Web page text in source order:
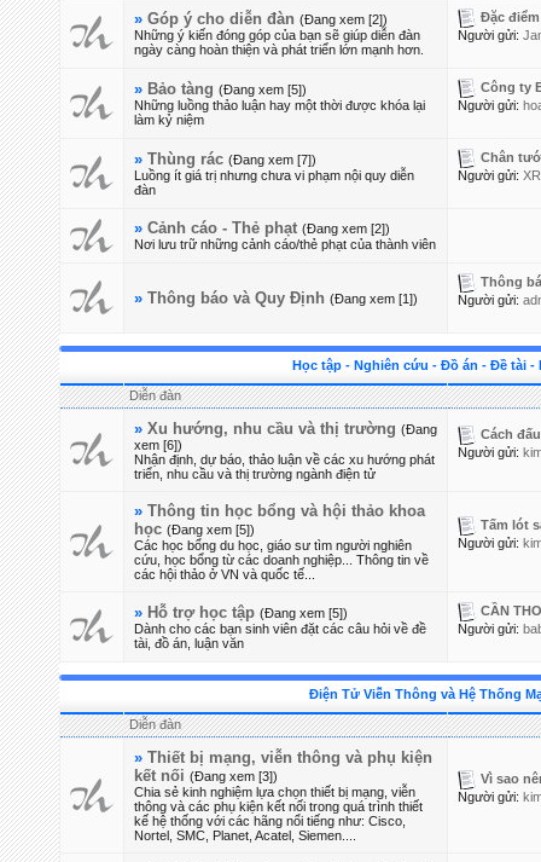
» Góp ý cho diễn đàn (Đang xem [2])
Những ý kiến đóng góp của bạn sẽ giúp diễn đàn
ngày càng hoàn thiện và phát triển lớn mạnh hơn.
Đặc
Người gửi:
» Bảo tàng (Đang xem [5])
Những luồng thảo luận hay một thời được khóa lại
làm kỷ niệm
Công ty
Người gửi:
» Thùng rác (Đang xem [7])
Luồng ít giá trị nhưng chưa vi phạm nội quy diễn
đàn
Chân
Người gửi:
» Cảnh cáo - Thẻ phạt (Đang xem [2])
Nơi lưu trữ những cảnh cáo/thẻ phạt của thành viên
» Thông báo và Quy Định (Đang xem [1])
Thông
Người gửi:
Học tập - Nghiên cứu - Đồ án - Đề tài -
Diễn đàn
» Xu hướng, nhu cầu và thị trường (Đang
xem [6])
Nhận định, dự báo, thảo luận về các xu hướng phát
triển, nhu cầu và thị trường ngành điện tử
Cách
Người gửi:
» Thông tin học bổng và hội thảo khoa
học (Đang xem [5])
Các học bổng du học, giáo sư tìm người nghiên
cứu, học bổng từ các doanh nghiệp... Thông tin về
các hội thảo ở VN và quốc tế...
Tấm lót
Người gửi:
» Hỗ trợ học tập (Đang xem [5])
Dành cho các bạn sinh viên đặt các câu hỏi về đề
tài, đồ án, luận văn
CẦN
Người gửi:
Điện Tử Viễn Thông và Hệ Thống
Diễn đàn
» Thiết bị mạng, viễn thông và phụ kiện
kết nối (Đang xem [3])
Chia sẻ kinh nghiệm lựa chọn thiết bị mạng, viễn
thông và các phụ kiện kết nối trong quá trình thiết
kế hệ thống với các hãng nổi tiếng như: Cisco,
Nortel, SMC, Planet, Acatel, Siemen....
Vì sao
Người gửi: